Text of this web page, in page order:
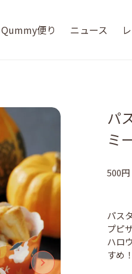
Qummy便り ニュース
パ
ミ
500円
パス
プピ
ハロ
すめ！